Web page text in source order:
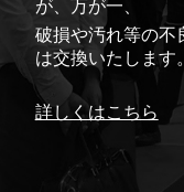
が、万が一、
破損や汚れ等の不
は交換いたします。
詳しくはこちら